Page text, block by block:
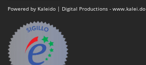
Powered by Kaleido | Digital Productions - www.kalei.do